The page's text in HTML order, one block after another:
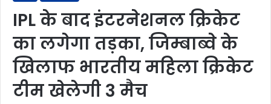
IPL के बाद इंटरनेशनल क्रिकेट
का लगेगा तड़का, जिम्बाब्वे के
खिलाफ भारतीय महिला क्रिकेट
टीम खेलेगी 3 मैच